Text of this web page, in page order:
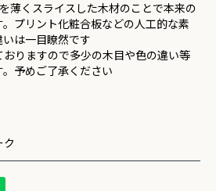
薄くスライスした木材のことで本来の
プリント化粧合板などの人工的な素
は一目瞭然です
りますので多少の木目や色の違い等
予めご了承ください
ク